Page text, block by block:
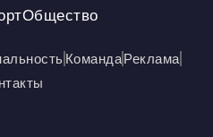
Общество
КомандаРеклама